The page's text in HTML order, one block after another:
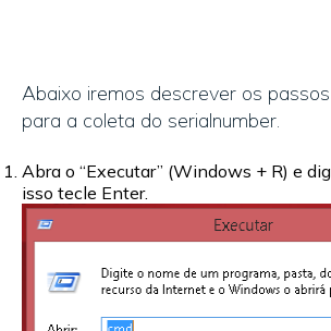
Abaixo iremos descrever os
para a coleta do serialnumber.
Abra o “Executar” (Windows + R) e
isso tecle Enter.